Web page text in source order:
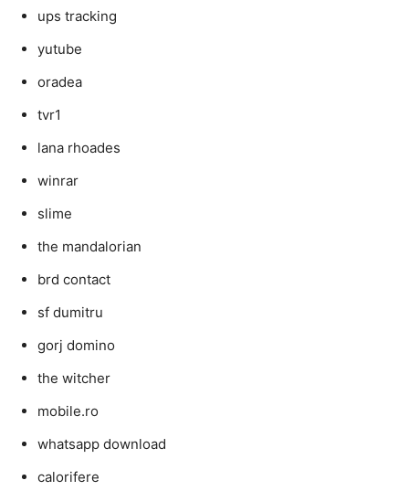
ups tracking
yutube
oradea
tvr1
lana rhoades
winrar
slime
the mandalorian
brd contact
sf dumitru
gorj domino
the witcher
mobile.ro
whatsapp download
calorifere